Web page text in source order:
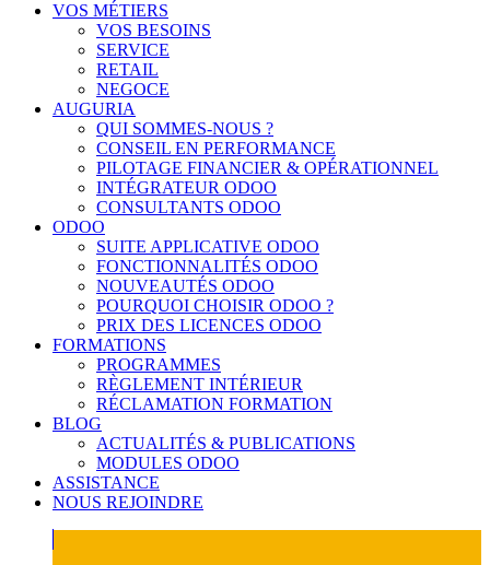
VOS MÉTIERS
VOS BESOINS
SERVICE
RETAIL
NEGOCE
AUGURIA
QUI SOMMES-NOUS ?
CONSEIL EN PERFORMANCE
PILOTAGE FINANCIER & OPÉRATIONNEL
INTÉGRATEUR ODOO
CONSULTANTS ODOO
ODOO
SUITE APPLICATIVE ODOO
FONCTIONNALITÉS ODOO
NOUVEAUTÉS ODOO
POURQUOI CHOISIR ODOO ?
PRIX DES LICENCES ODOO
FORMATIONS
PROGRAMMES
RÈGLEMENT INTÉRIEUR
RÉCLAMATION FORMATION
BLOG
ACTUALITÉS & PUBLICATIONS
MODULES ODOO
ASSISTANCE
NOUS REJOINDRE